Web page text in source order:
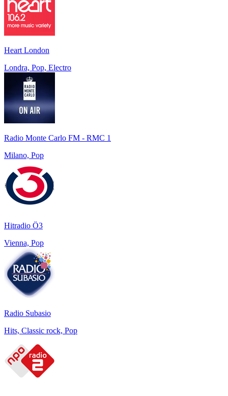
Heart London
Londra, Pop, Electro
Radio Monte Carlo FM - RMC 1
Milano, Pop
Hitradio Ö3
Vienna, Pop
Radio Subasio
Hits, Classic rock, Pop